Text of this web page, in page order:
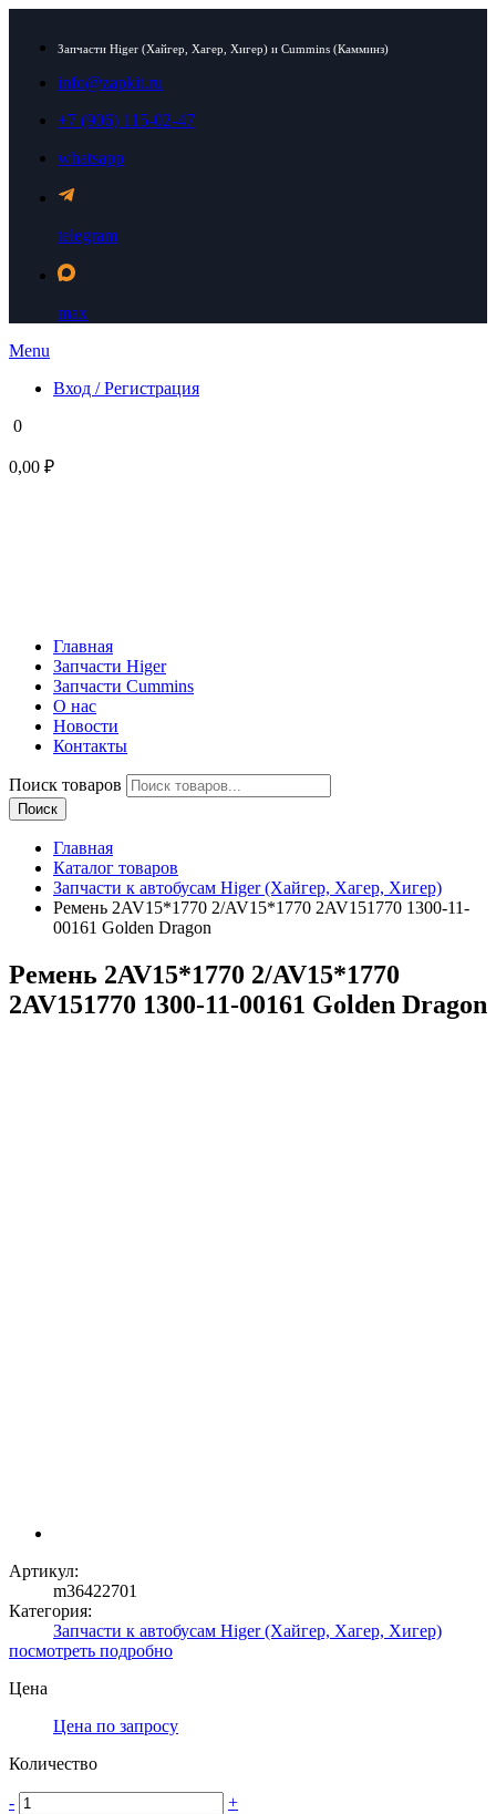
Запчасти Higer (Хайгер, Хагер, Хигер) и Cummins (Камминз)
info@zapkit.ru
+7 (906) 115-02-47
whatsapp
telegram
max
Menu
Вход / Регистрация
0
0,00 ₽
Главная
Запчасти Higer
Запчасти Cummins
О нас
Новости
Контакты
Поиск товаров
Поиск
Главная
Каталог товаров
Запчасти к автобусам Higer (Хайгер, Хагер, Хигер)
Ремень 2AV15*1770 2/AV15*1770 2AV151770 1300-11-
00161 Golden Dragon
Ремень 2AV15*1770 2/AV15*1770
2AV151770 1300-11-00161 Golden Dragon
Артикул:
m36422701
Категория:
Запчасти к автобусам Higer (Хайгер, Хагер, Хигер)
посмотреть подробно
Цена
Цена по запросу
Количество
- +